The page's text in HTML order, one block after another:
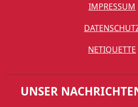
IMPRESSUM
NETIQUETTE
UNSER